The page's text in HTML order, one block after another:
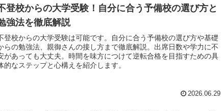
登校からの大学受験！自分に合う予備校の選び方と
強法を徹底解説
登校からの大学受験は可能です。自分に合う予備校の選び方や基礎
らの勉強法、親御さんの接し方まで徹底解説。出席日数や学力に不
があっても大丈夫。時間を味方につけて逆転合格を目指すための具
的なステップと心構えを紹介します。
2026.06.29